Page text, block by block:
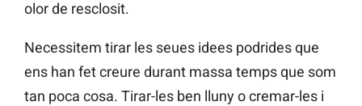
olor de resclosit.
Necessitem tirar les seues idees podrides que
ens han fet creure durant massa temps que som
tan poca cosa. Tirar-les ben lluny o cremar-les i